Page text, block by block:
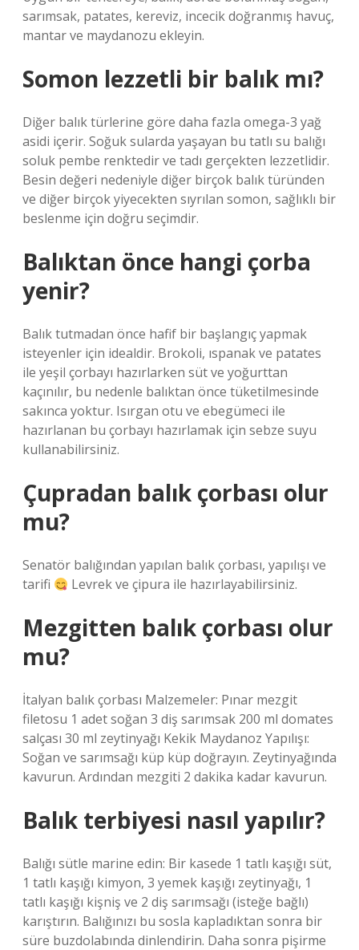
sarımsak, patates, kereviz, incecik doğranmış havuç,
mantar ve maydanozu ekleyin.
Somon lezzetli bir balık mı?
Diğer balık türlerine göre daha fazla omega-3 yağ
asidi içerir. Soğuk sularda yaşayan bu tatlı su balığı
soluk pembe renktedir ve tadı gerçekten lezzetlidir.
Besin değeri nedeniyle diğer birçok balık türünden
ve diğer birçok yiyecekten sıyrılan somon, sağlıklı bir
beslenme için doğru seçimdir.
Balıktan önce hangi çorba
yenir?
Balık tutmadan önce hafif bir başlangıç ​​yapmak
isteyenler için idealdir. Brokoli, ıspanak ve patates
ile yeşil çorbayı hazırlarken süt ve yoğurttan
kaçınılır, bu nedenle balıktan önce tüketilmesinde
sakınca yoktur. Isırgan otu ve ebegümeci ile
hazırlanan bu çorbayı hazırlamak için sebze suyu
kullanabilirsiniz.
Çupradan balık çorbası olur
mu?
Senatör balığından yapılan balık çorbası, yapılışı ve
tarifi
Levrek ve çipura ile hazırlayabilirsiniz.
Mezgitten balık çorbası olur
mu?
İtalyan balık çorbası Malzemeler: Pınar mezgit
filetosu 1 adet soğan 3 diş sarımsak 200 ml domates
salçası 30 ml zeytinyağı Kekik Maydanoz Yapılışı:
Soğan ve sarımsağı küp küp doğrayın. Zeytinyağında
kavurun. Ardından mezgiti 2 dakika kadar kavurun.
Balık terbiyesi nasıl yapılır?
Balığı sütle marine edin: Bir kasede 1 tatlı kaşığı süt,
1 tatlı kaşığı kimyon, 3 yemek kaşığı zeytinyağı, 1
tatlı kaşığı kişniş ve 2 diş sarımsağı (isteğe bağlı)
karıştırın. Balığınızı bu sosla kapladıktan sonra bir
süre buzdolabında dinlendirin. Daha sonra pişirme